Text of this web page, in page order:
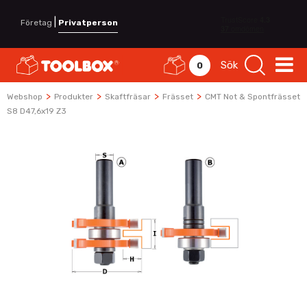
Företag Privatperson
0 Sök
Webshop > Produkter > Skaftfräsar > Frässet > CMT Not & Spontfrässet
S8 D47,6x19 Z3